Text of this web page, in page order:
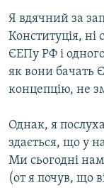
Я вдячний за
Конституція, ні
ЄЕПу РФ і
як вони бачать
концепцію, не
Однак, я
здається, що у
Ми сьогодні
(от я почув, що